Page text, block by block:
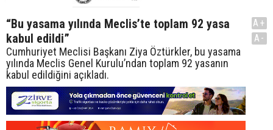
“Bu yasama yılında Meclis’te toplam 92 yasa
kabul edildi”
Cumhuriyet Meclisi Başkanı Ziya Öztürkler, bu yasama
yılında Meclis Genel Kurulu’ndan toplam 92 yasanın
kabul edildiğini açıkladı.
A+
A-